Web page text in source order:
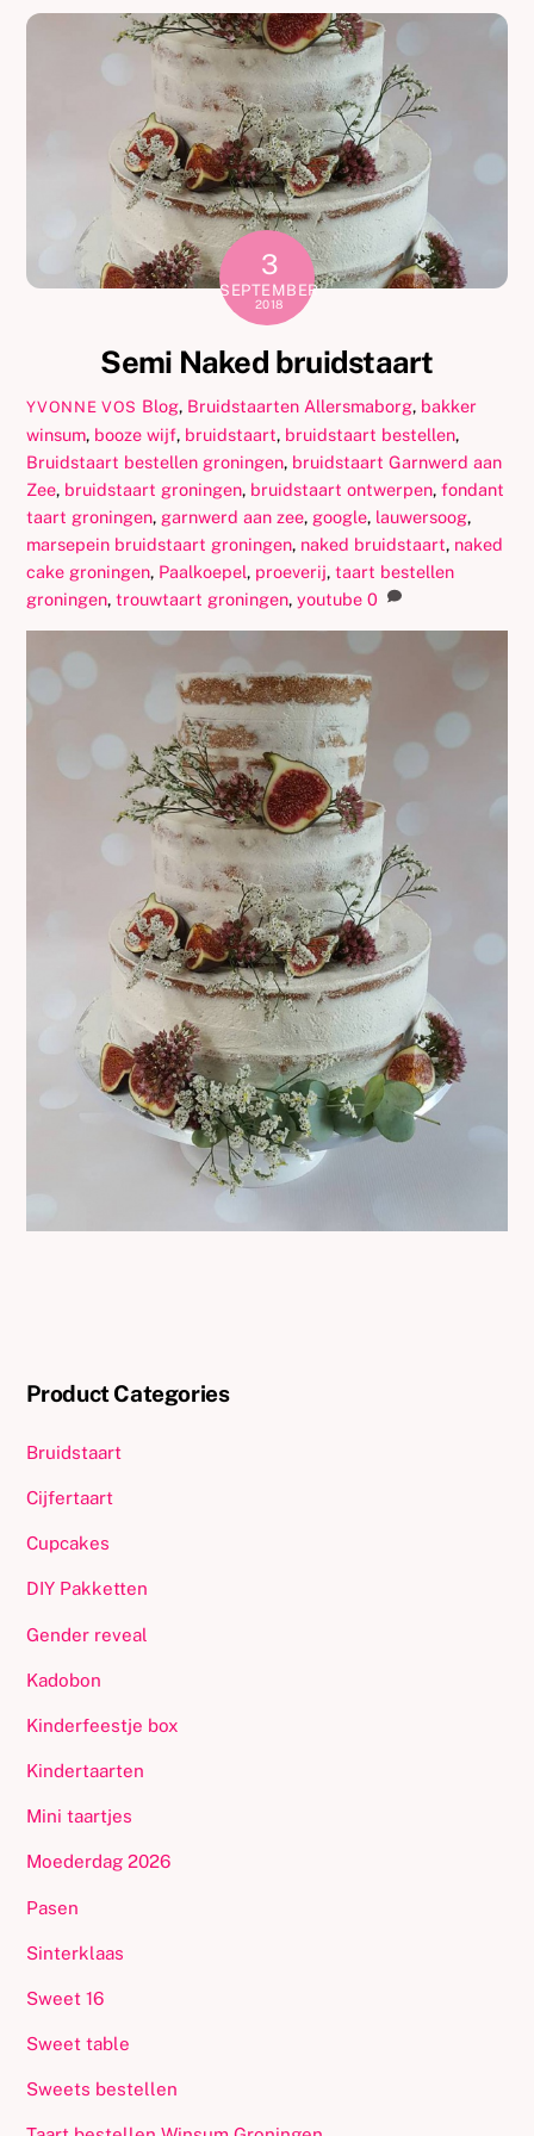
3
SEPTEMBER
2018
Semi Naked bruidstaart
YVONNE VOS Blog, Bruidstaarten Allersmaborg, bakker
winsum, booze wijf, bruidstaart, bruidstaart bestellen,
Bruidstaart bestellen groningen, bruidstaart Garnwerd aan
Zee, bruidstaart groningen, bruidstaart ontwerpen,fondant
taart groningen, garnwerd aan zee, google, lauwersoog,
marsepein bruidstaart groningen, naked bruidstaart, naked
cake groningen, Paalkoepel, proeverij,taart bestellen
groningen,trouwtaart groningen,youtube 0
Product Categories
Bruidstaart
Cijfertaart
Cupcakes
DIY Pakketten
Gender reveal
Kadobon
Kinderfeestje box
Kindertaarten
Mini taartjes
Moederdag 2026
Pasen
Sinterklaas
Sweet 16
Sweet table
Sweets bestellen